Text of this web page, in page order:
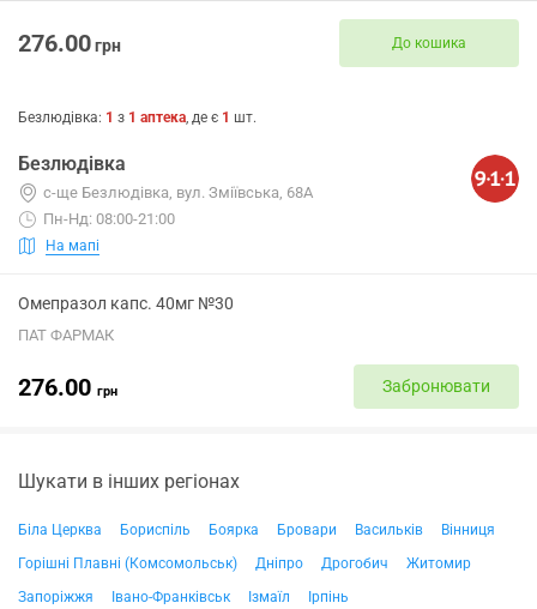
276.00грн До кошика
Безлюдівка: 1 з 1 аптека, де є 1 шт.
Безлюдівка
с-ще Безлюдівка, вул. Зміївська, 68А
Пн-Нд: 08:00-21:00
На мапі
Омепразол капс. 40мг №30
ПАТ ФАРМАК
276.00 грн Забронювати
Шукати в інших регіонах
Біла Церква Бориспіль Боярка Бровари Васильків
Вінниця
Горішні Плавні (Комсомольськ)
Дніпро Дрогобич
Житомир
Запоріжжя
Івано-Франківськ Ізмаїл
Ірпінь